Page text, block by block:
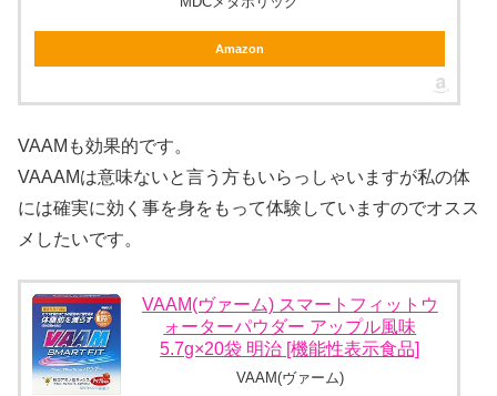
Amazon
VAAMも効果的です。
VAAAMは意味ないと言う方もいらっしゃいますが私の体
には確実に効く事を身をもって体験していますのでオスス
メしたいです。
VAAM(ヴァーム) スマートフィットウ
ォーターパウダー アップル風味
5.7g×20袋 明治 [機能性表示食品]
VAAM(ヴァーム)